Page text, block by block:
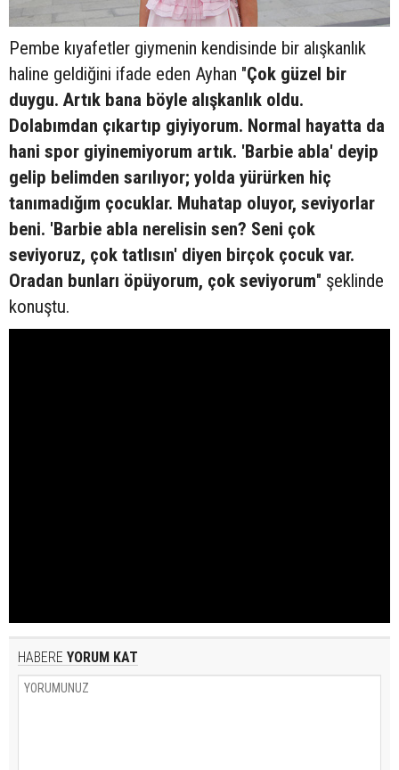
Pembe kıyafetler giymenin kendisinde bir alışkanlık
haline geldiğini ifade eden Ayhan "Çok güzel bir
duygu. Artık bana böyle alışkanlık oldu.
Dolabımdan çıkartıp giyiyorum. Normal hayatta da
hani spor giyinemiyorum artık. 'Barbie abla' deyip
gelip belimden sarılıyor; yolda yürürken hiç
tanımadığım çocuklar. Muhatap oluyor, seviyorlar
beni. 'Barbie abla nerelisin sen? Seni çok
seviyoruz, çok tatlısın' diyen birçok çocuk var.
Oradan bunları öpüyorum, çok seviyorum" şeklinde
konuştu.
HABERE YORUM KAT